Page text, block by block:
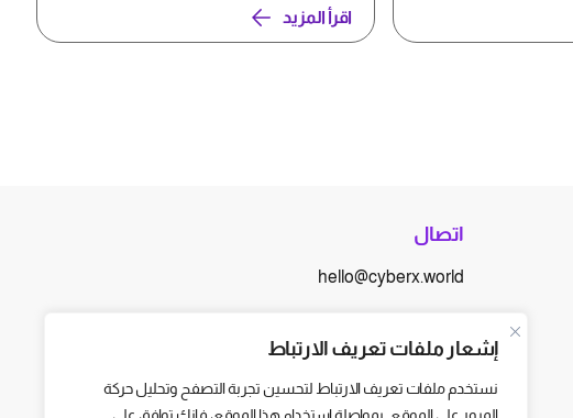
إشعار ملفات تعريف الارتباط
نستخدم ملفات تعريف الارتباط لتحسين تجربة التصفح وتحليل حركة
اقرأ المزيد
اتصال
hello@cyberx.world